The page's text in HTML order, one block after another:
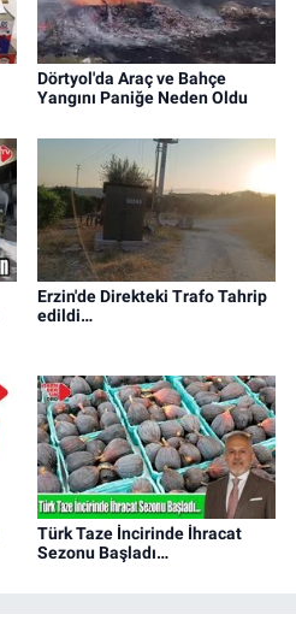
Dörtyol'da Araç ve Bahçe
Yangını Paniğe Neden Oldu
Erzin'de Direkteki Trafo Tahrip
edildi…
Türk Taze İncirinde İhracat
Sezonu Başladı…